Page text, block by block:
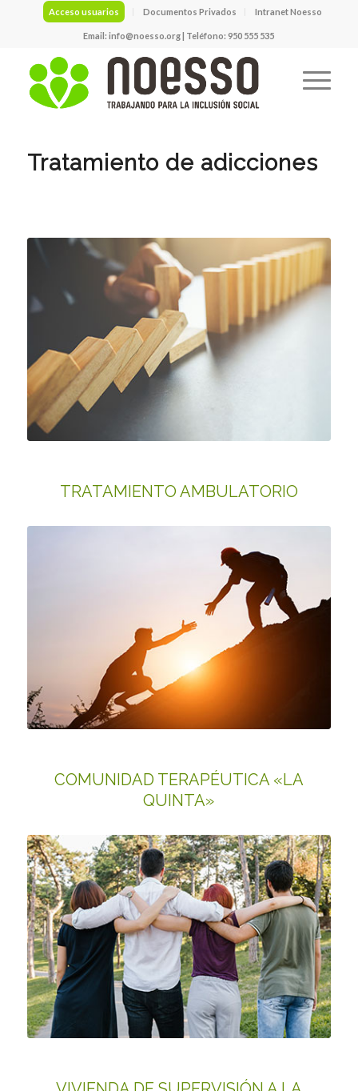
Acceso usuarios Documentos Privados Intranet Noesso
Email:info@noesso.org| Teléfono: 950 555 535
Tratamiento de adicciones
TRATAMIENTO AMBULATORIO
TRATAMIENTO AMBULATORIO
COMUNIDAD TERAPÉUTICA «LA QUINTA»
COMUNIDAD TERAPÉUTICA «LA
QUINTA»
VIVIENDA DE SUPERVISIÓN A LA REINSERCIÓN